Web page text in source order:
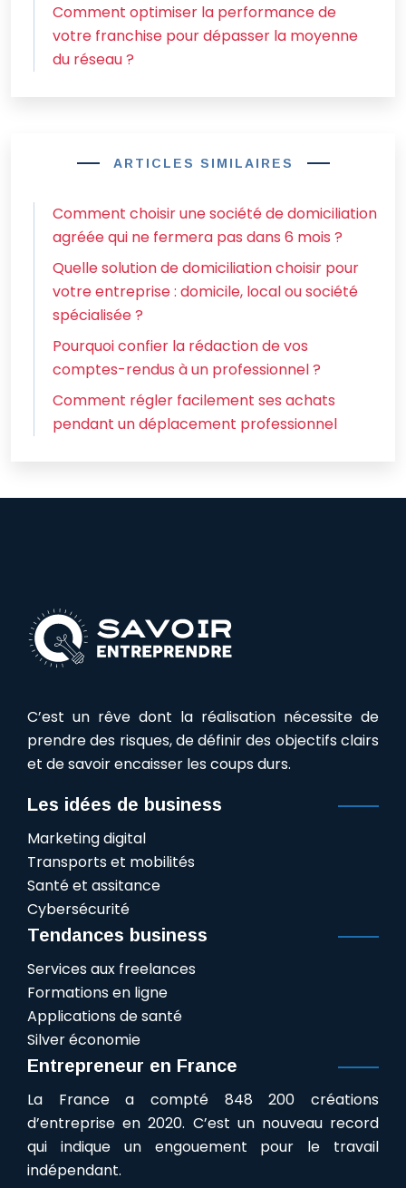
Comment optimiser la performance de
votre franchise pour dépasser la moyenne
du réseau ?
ARTICLES SIMILAIRES
Comment choisir une société de domiciliation
agréée qui ne fermera pas dans 6 mois ?
Quelle solution de domiciliation choisir pour
votre entreprise : domicile, local ou société
spécialisée ?
Pourquoi confier la rédaction de vos
comptes-rendus à un professionnel ?
Comment régler facilement ses achats
pendant un déplacement professionnel
C’est un rêve dont la réalisation nécessite de
prendre des risques, de définir des objectifs clairs
et de savoir encaisser les coups durs.
Les idées de business
Marketing digital
Transports et mobilités
Santé et assitance
Cybersécurité
Tendances business
Services aux freelances
Formations en ligne
Applications de santé
Silver économie
Entrepreneur en France
La France a compté 848 200 créations
d’entreprise en 2020. C’est un nouveau record
qui indique un engouement pour le travail
indépendant.